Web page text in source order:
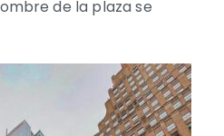
de la plaza se